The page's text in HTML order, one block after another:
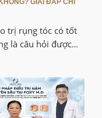
GIẢI ĐÁP CHI
trị rụng tóc có tốt
là câu hỏi được
thưa và gãy rụng
Bài viết này sẽ
các bạn hiểu rõ cơ